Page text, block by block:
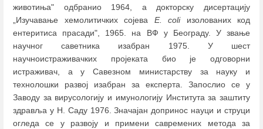
животиња" одбранио 1964, а докторску дисертацију
„Изучавање хемолитичких сојева Е. coliизолованих код
ентеритиса прасади", 1965. на ВФ у Београду. У звање
научног саветника изабран 1975. У шест
научноистраживачких пројеката био је одговорни
истраживач, а у Савезном министарству за науку и
технолошки развој изабран за експерта. Запослио се у
Заводу за вирусологију и имунологију Института за заштиту
здравља у Н. Саду 1976. Значајан допринос науци и струци
огледа се у развоју и примени савремених метода за